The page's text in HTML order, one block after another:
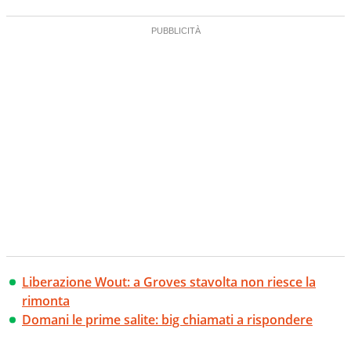
Liberazione Wout: a Groves stavolta non riesce la
rimonta
Domani le prime salite: big chiamati a rispondere